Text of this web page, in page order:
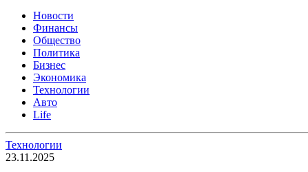
Новости
Финансы
Общество
Политика
Бизнес
Экономика
Технологии
Авто
Life
Технологии
23.11.2025